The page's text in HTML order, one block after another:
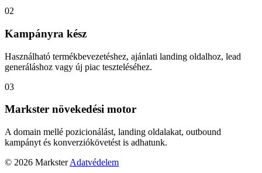
02
Kampányra kész
Használható termékbevezetéshez, ajánlati landing oldalhoz, lead
generáláshoz vagy új piac teszteléséhez.
03
Markster növekedési motor
A domain mellé pozicionálást, landing oldalakat, outbound
kampányt és konverziókövetést is adhatunk.
© 2026 Markster Adatvédelem